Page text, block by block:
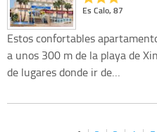
Es Calo, 87
Estos confortables
a unos 300 m de la playa de
de lugares donde ir de…